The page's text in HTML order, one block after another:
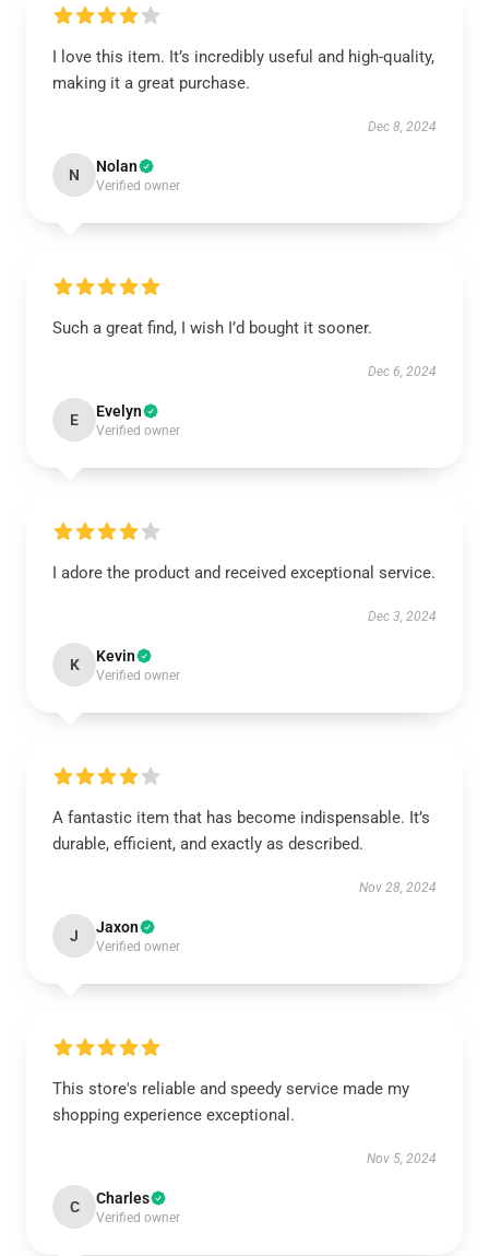
I love this item. It’s incredibly useful and high-quality,
making it a great purchase.
Dec 8, 2024
N Nolan
Verified owner
Such a great find, I wish I’d bought it sooner.
Dec 6, 2024
E Evelyn
Verified owner
I adore the product and received exceptional service.
Dec 3, 2024
K Kevin
Verified owner
A fantastic item that has become indispensable. It’s
durable, efficient, and exactly as described.
Nov 28, 2024
J Jaxon
Verified owner
This store's reliable and speedy service made my
shopping experience exceptional.
Nov 5, 2024
C Charles
Verified owner